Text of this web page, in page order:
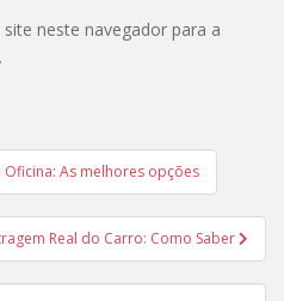
neste navegador para a
As melhores opções
Real do Carro: Como Saber